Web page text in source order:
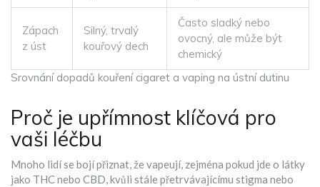
Srovnání dopadů kouření cigaret a vaping na ústní dutinu
Zápach
z úst
Silný, trvalý
kouřový dech
Často sladký nebo
ovocný, ale může být
chemický
Proč je upřímnost klíčová pro
vaši léčbu
Mnoho lidí se bojí přiznat, že vapeují, zejména pokud jde o látky
jako THC nebo CBD, kvůli stále přetrvávajícímu stigma nebo